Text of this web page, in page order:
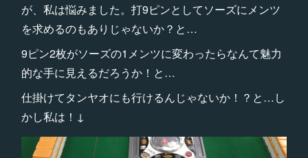
が、私は悩みました。打9ピンとしてソーズにメンツ
を求めるのもありじゃないか？と…
9ピン2枚がソーズの1メンツに変わったらなんて魅力
的な手に見えるだろうか！と…
仕掛けてタンヤオにも行けるんじゃないか！？と…し
かし私は！↓